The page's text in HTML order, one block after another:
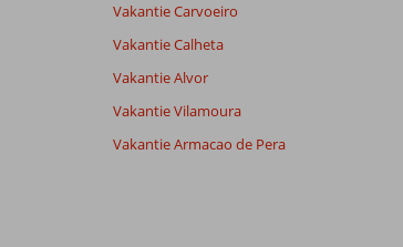
Sorteren op
datum (nieuw > oud)
Vakantie Carvoeiro
Vakantie Calheta
Vakantie Alvor
Vakantie Vilamoura
Vakantie Armacao de Pera